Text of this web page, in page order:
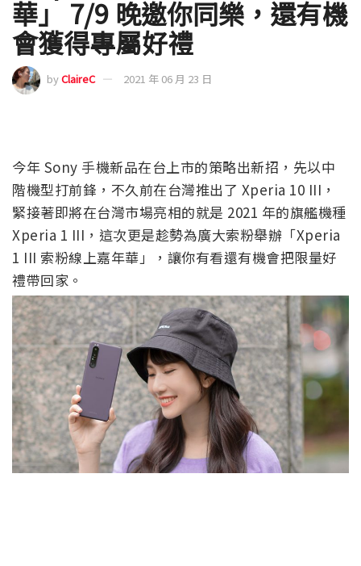
華」 7/9 晚邀你同樂，還有機
會獲得專屬好禮
byClaireC 2021 年 06 月 23 日
今年 Sony 手機新品在台上市的策略出新招，先以中
階機型打前鋒，不久前在台灣推出了 Xperia 10 III，
緊接著即將在台灣市場亮相的就是 2021 年的旗艦機種
Xperia 1 III，這次更是趁勢為廣大索粉舉辦「Xperia
1 III 索粉線上嘉年華」，讓你有看還有機會把限量好
禮帶回家。